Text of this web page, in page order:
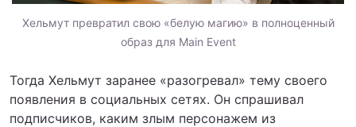
Хельмут превратил свою «белую магию» в полноценный
образ для Main Event
Тогда Хельмут заранее «разогревал» тему своего
появления в социальных сетях. Он спрашивал
подписчиков, каким злым персонажем из